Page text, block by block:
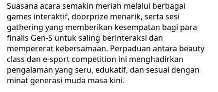
Suasana acara semakin meriah melalui berbagai
games interaktif, doorprize menarik, serta sesi
gathering yang memberikan kesempatan bagi para
finalis Gen-S untuk saling berinteraksi dan
mempererat kebersamaan. Perpaduan antara beauty
class dan e-sport competition ini menghadirkan
pengalaman yang seru, edukatif, dan sesuai dengan
minat generasi muda masa kini.